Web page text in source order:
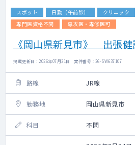
スポット 日勤（午前診） クリニック
専門医資格不問
専攻医・専修医可
《岡山県新見市》 出張
掲載更新日 : 2026年07月31日 案件番号 : 26-SW637107
路線 JR線
勤務地 岡山県新見市
科目 不問